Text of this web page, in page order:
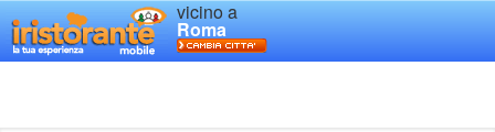
vicino a
Roma